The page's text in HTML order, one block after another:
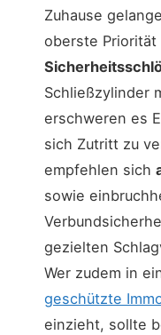
Zuhause
oberste Priorität
Schließzylinder
erschweren es
sich Zutritt zu
empfehlen sich
sowie
gezielten
Wer zudem in
geschützte
einzieht, sollte